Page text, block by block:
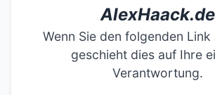
AlexHaack.de
Wenn Sie den folgenden Link
geschieht dies auf Ihre
Verantwortung.